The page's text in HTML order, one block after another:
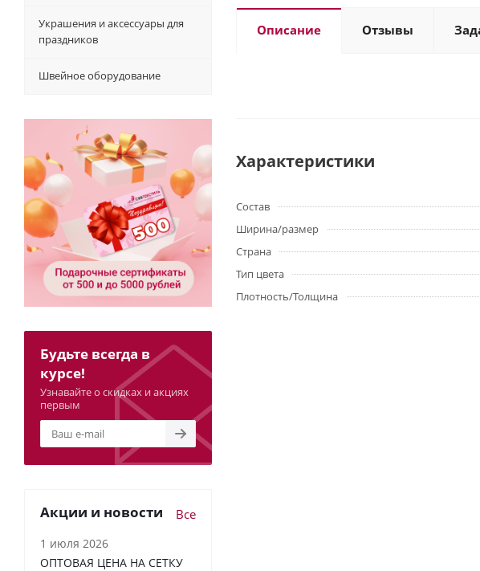
Описание Отзывы
Характеристики
Состав
Ширина/размер
Страна
Тип цвета
Плотность/Толщина
Украшения и аксессуары для
праздников
Швейное оборудование
Будьте всегда в
курсе!
Узнавайте о скидках и акциях
первым
Акции и новости Все
1 июля 2026
ОПТОВАЯ ЦЕНА НА СЕТКУ